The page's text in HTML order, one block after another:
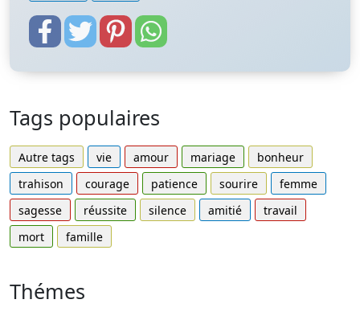
Tags populaires
Autre tags vie amour mariage
bonheur
trahison
courage patience sourire
femme
sagesse
réussite silence amitié
travail
mort
famille
Thémes